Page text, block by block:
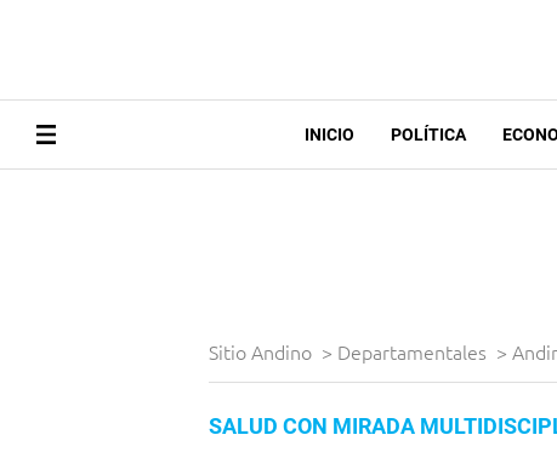
INICIO POLÍTICA
Sitio Andino > Departamentales >
SALUD CON MIRADA